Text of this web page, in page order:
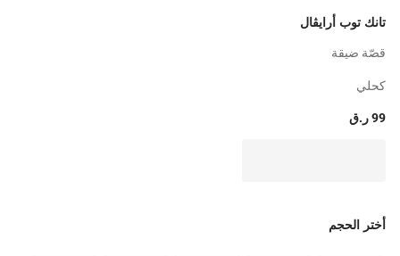
تانك توب أرايڤال
قصّة ضيقة
كحلي
99 ر.ق
أختر الحجم